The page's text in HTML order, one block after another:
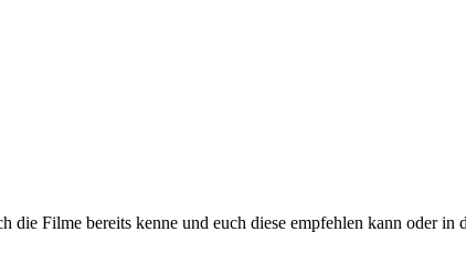
Filme bereits kenne und euch diese empfehlen kann oder